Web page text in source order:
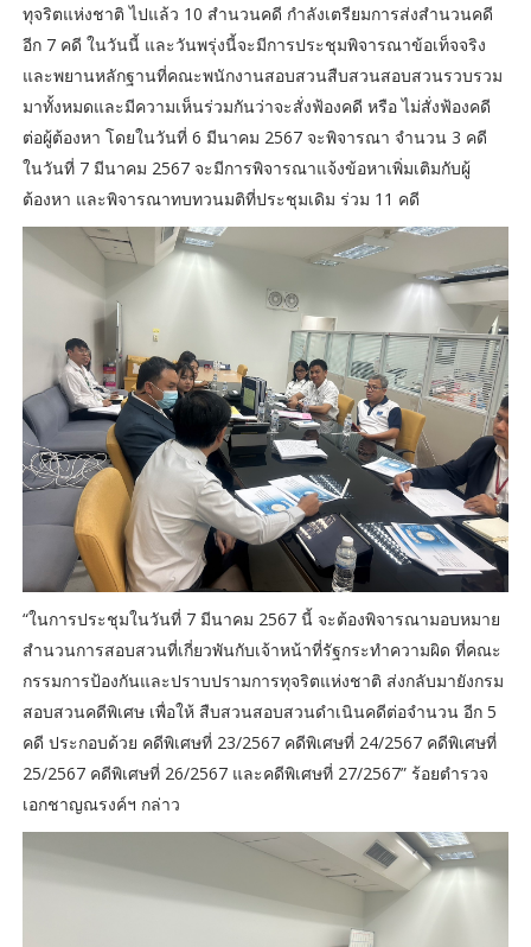
ทุจริตแห่งชาติ ไปแล้ว 10 สำนวนคดี กำลังเตรียมการส่งสำนวนคดี
อีก 7 คดี ในวันนี้ และวันพรุ่งนี้จะมีการประชุมพิจารณาข้อเท็จจริง
และพยานหลักฐานที่คณะพนักงานสอบสวนสืบสวนสอบสวนรวบรวม
มาทั้งหมดและมีความเห็นร่วมกันว่าจะสั่งฟ้องคดี หรือ ไม่สั่งฟ้องคดี
ต่อผู้ต้องหา โดยในวันที่ 6 มีนาคม 2567 จะพิจารณา จำนวน 3 คดี
ในวันที่ 7 มีนาคม 2567 จะมีการพิจารณาแจ้งข้อหาเพิ่มเติมกับผู้
ต้องหา และพิจารณาทบทวนมติที่ประชุมเดิม ร่วม 11 คดี
“ในการประชุมในวันที่ 7 มีนาคม 2567 นี้ จะต้องพิจารณามอบหมาย
สำนวนการสอบสวนที่เกี่ยวพันกับเจ้าหน้าที่รัฐกระทำความผิด ที่คณะ
กรรมการป้องกันและปราบปรามการทุจริตแห่งชาติ ส่งกลับมายังกรม
สอบสวนคดีพิเศษ เพื่อให้ สืบสวนสอบสวนดำเนินคดีต่อจำนวน อีก 5
คดี ประกอบด้วย คดีพิเศษที่ 23/2567 คดีพิเศษที่ 24/2567 คดีพิเศษที่
25/2567 คดีพิเศษที่ 26/2567 และคดีพิเศษที่ 27/2567” ร้อยตำรวจ
เอกชาญณรงค์ฯ กล่าว